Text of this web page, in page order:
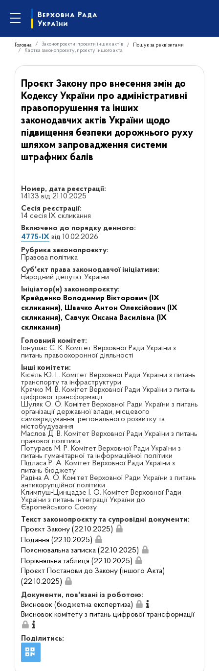
Головна Законопроєкти, проєкти інших актів
Пошук за реквізитами
Картка законопроєкту, проєкту іншого акта
Проєкт Закону про внесення змін до
Кодексу України про адміністративні
правопорушення та інших
законодавчих актів України щодо
підвищення безпеки дорожнього руху
шляхом запровадження системи
штрафних балів
Номер, дата реєстрації:
14133 від 21.10.2025
Сесія реєстрації:
14 сесія IX скликання
Включено до порядку денного:
4775-IXвід 10.02.2026
Рубрика законопроєкту:
Правова політика
Суб'єкт права законодавчої ініціативи:
Народний депутат України
Ініціатор(и) законопроєкту:
Крейденко Володимир Вікторович (IX
скликання), Швачко Антон Олексійович (IX
скликання), Савчук Оксана Василівна (IX
скликання)
Головний комітет:
Іонушас С. К. Комітет Верховної Ради України з
питань правоохоронної діяльності
Інші комітети:
Кісєль Ю. Г. Комітет Верховної Ради України з питань
транспорту та інфраструктури
Крячко М. В. Комітет Верховної Ради України з питань
цифрової трансформації
Шуляк О. О. Комітет Верховної Ради України з питань
організації державної влади, місцевого
самоврядування, регіонального розвитку та
містобудування
Маслов Д. В. Комітет Верховної Ради України з питань
правової політики
Потураєв М. Р. Комітет Верховної Ради України з
питань гуманітарної та інформаційної політики
Підласа Р. А. Комітет Верховної Ради України з
питань бюджету
Радіна А. О. Комітет Верховної Ради України з питань
антикорупційної політики
Климпуш-Цинцадзе І. О. Комітет Верховної Ради
України з питань інтеграції України до
Європейського Союзу
Текст законопроєкту та супровідні документи:
Проєкт Закону (22.10.2025)
Подання (22.10.2025)
Пояснювальна записка (22.10.2025)
Порівняльна таблиця (22.10.2025)
Проєкт Постанови до Закону (іншого Акта)
(22.10.2025)
Документи, пов'язані із роботою:
Висновок (бюджетна експертиза)
Висновок комітету з питань цифрової трансформації
Поділитись: